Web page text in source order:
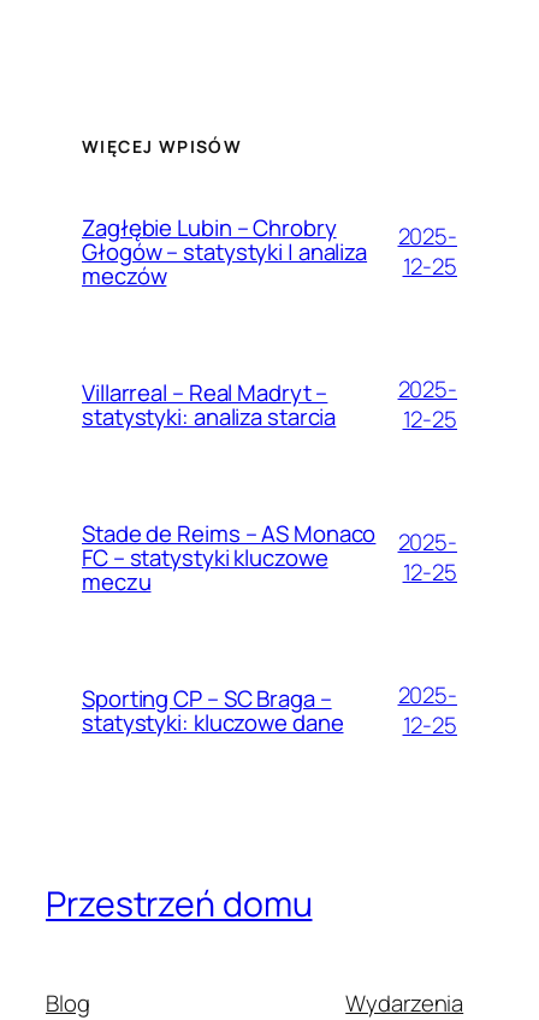
WIĘCEJ WPISÓW
Zagłębie Lubin – Chrobry
Głogów – statystyki | analiza
meczów
2025-
12-25
Villarreal – Real Madryt –
statystyki: analiza starcia
2025-
12-25
Stade de Reims – AS Monaco
FC – statystyki kluczowe
meczu
2025-
12-25
Sporting CP – SC Braga –
statystyki: kluczowe dane
2025-
12-25
Przestrzeń domu
Blog
Wydarzenia